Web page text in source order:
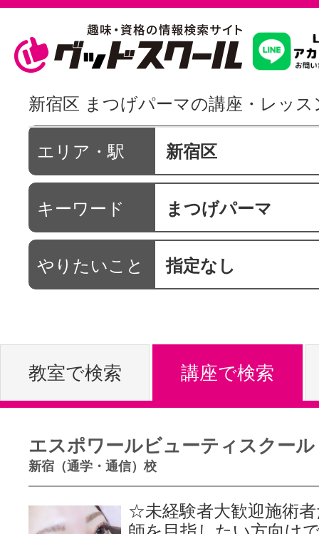
習いたいこ
スクールを
駅・路線か
通信講座を
体験レッス
やりたいこ
新宿区 まつげパーマの講座・レッス
エリア・駅 新宿区
キーワード まつげパーマ
やりたいこと 指定なし
教室で検索 講座で検索
エスポワールビューティスクール
新宿（通学・通信）校
☆未経験者大歓迎施術